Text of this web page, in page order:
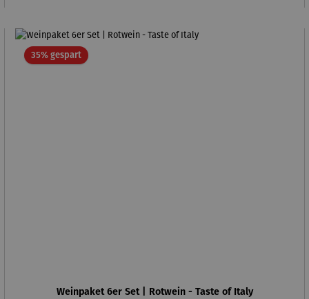
35% gespartRabatt
Weinpaket 6er Set | Rotwein - Taste of Italy